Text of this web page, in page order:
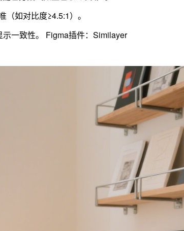
如对比度≥4.5:1）。
一致性。 Figma插件：Similayer